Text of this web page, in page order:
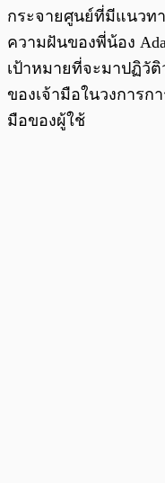
กระจายศูนย์ที่มีแนวท
ความฝันของพี่น้อง
เป้าหมายที่จะมาปฏิวั
ของเจ้ามือในวงการ
มือของผู้ใช้